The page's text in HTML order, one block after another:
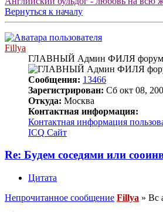
Вернуться к началу
Fillya
ГЛАВНЫЙ Админ ФИЛЯ форума
Сообщения: 13466
Зарегистрирован: Сб окт 08,
Откуда: Москва
Контактная информация:
Контактная информация
ICQ Сайт
Re: Будем соседями или
Цитата
Непрочитанное сообщение Fillya » Вс